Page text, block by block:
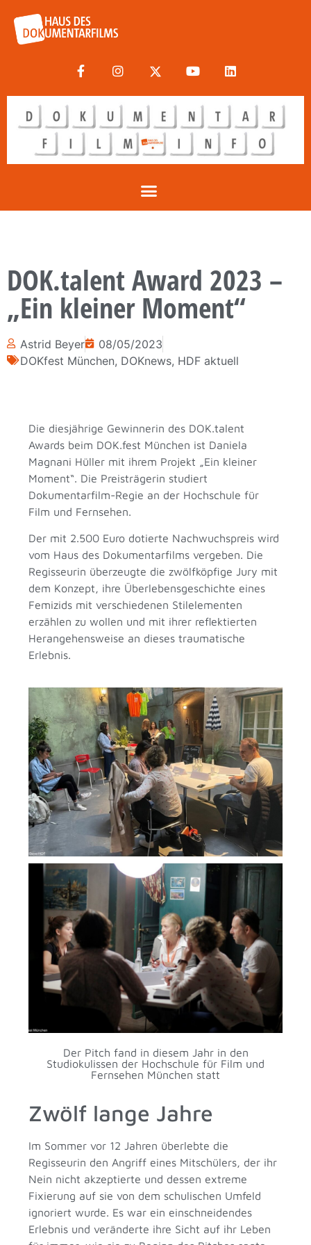
DOK.talent Award 2023 –
„Ein kleiner Moment“
Astrid Beyer
08/05/2023
DOKfest München, DOKnews, HDF aktuell
Die diesjährige Gewinnerin des DOK.talent
Awards beim DOK.fest München ist Daniela
Magnani Hüller mit ihrem Projekt „Ein kleiner
Moment“. Die Preisträgerin studiert
Dokumentarfilm-Regie an der Hochschule für
Film und Fernsehen.
Der mit 2.500 Euro dotierte Nachwuchspreis wird
vom Haus des Dokumentarfilms vergeben. Die
Regisseurin überzeugte die zwölfköpfige Jury mit
dem Konzept, ihre Überlebensgeschichte eines
Femizids mit verschiedenen Stilelementen
erzählen zu wollen und mit ihrer reflektierten
Herangehensweise an dieses traumatische
Erlebnis.
Der Pitch fand in diesem Jahr in den
Studiokulissen der Hochschule für Film und
Fernsehen München statt
Zwölf lange Jahre
Im Sommer vor 12 Jahren überlebte die
Regisseurin den Angriff eines Mitschülers, der ihr
Nein nicht akzeptierte und dessen extreme
Fixierung auf sie von dem schulischen Umfeld
ignoriert wurde. Es war ein einschneidendes
Erlebnis und veränderte ihre Sicht auf ihr Leben